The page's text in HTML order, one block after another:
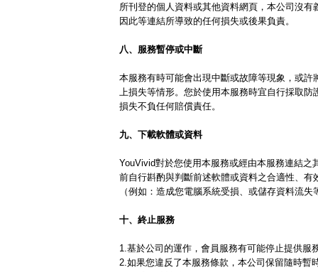
所刊登的個人資料或其他資料網頁，本公司沒
因此等連結所導致的任何損失或後果負責。
八、服務暫停或中斷
本服務有時可能會出現中斷或故障等現象，或
上損失等情形。您於使用本服務時宜自行採取
損失不負任何賠償責任。
九、下載軟體或資料
YouVivid對於您使用本服務或經由本服務連結
前自行斟酌與判斷前述軟體或資料之合適性、
（例如：造成您電腦系統受損、或儲存資料流
十、終止服務
1.基於公司的運作，會員服務有可能停止提供
2.如果您違反了本服務條款，本公司保留隨時